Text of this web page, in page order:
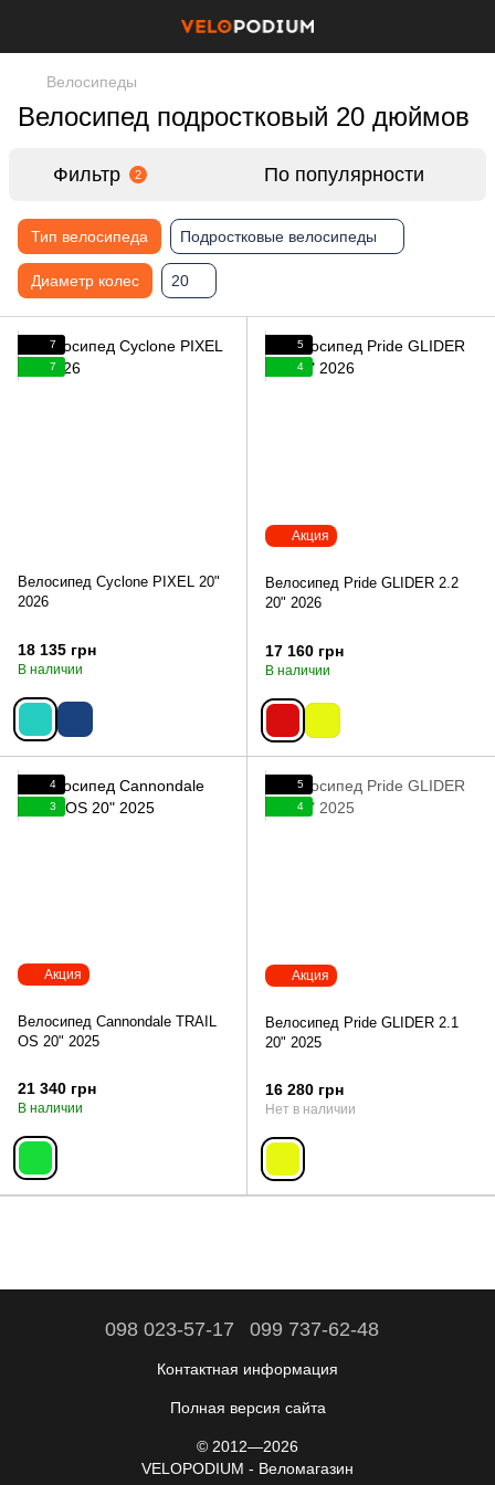
Велосипеды
Велосипед подростковый 20 дюймов
Фильтр 2 По популярности
Тип велосипеда Подростковые велосипеды
Диаметр колес 20
7
7
Велосипед Cyclone PIXEL 20"
2026
18 135 грн
В наличии
Акция
5
4
Велосипед Pride GLIDER 2.2
20" 2026
17 160 грн
В наличии
Акция
4
3
Велосипед Cannondale TRAIL
OS 20" 2025
21 340 грн
В наличии
Акция
5
4
Велосипед Pride GLIDER 2.1
20" 2025
16 280 грн
Нет в наличии
098 023-57-17 099 737-62-48
Контактная информация
Полная версия сайта
© 2012—2026
VELOPODIUM - Веломагазин